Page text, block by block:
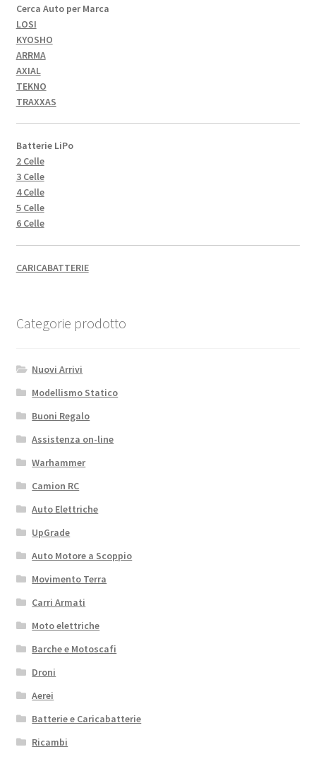
Cerca Auto per Marca
LOSI
KYOSHO
ARRMA
AXIAL
TEKNO
TRAXXAS
Batterie LiPo
2 Celle
3 Celle
4 Celle
5 Celle
6 Celle
CARICABATTERIE
Categorie prodotto
Nuovi Arrivi
Modellismo Statico
Buoni Regalo
Assistenza on-line
Warhammer
Camion RC
Auto Elettriche
UpGrade
Auto Motore a Scoppio
Movimento Terra
Carri Armati
Moto elettriche
Barche e Motoscafi
Droni
Aerei
Batterie e Caricabatterie
Ricambi